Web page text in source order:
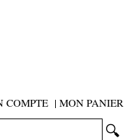
COMPTE | MON PANIER
🔍